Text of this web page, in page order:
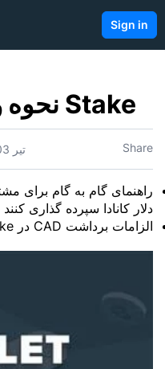
Sign in
نحوه واریز دلار کانادا در Stake
15 تیر 1403 Share
دلار کانادا سپرده گذاری کنند
الزامات برداشت CAD در Stake را بررسی کنید